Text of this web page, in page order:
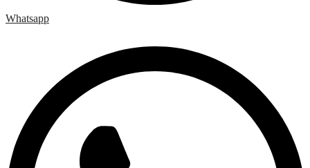
Whatsapp